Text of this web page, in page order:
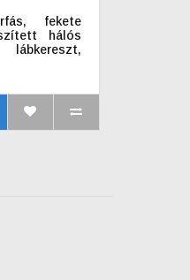
fekete
hálós